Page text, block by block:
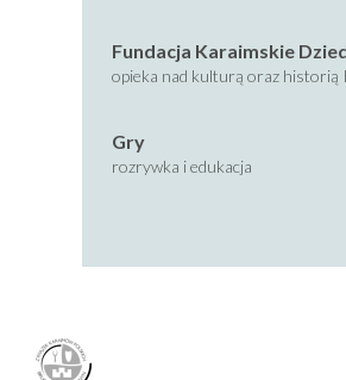
Fundacja Karaimskie
opieka nad kulturą oraz historią
Gry
rozrywka i edukacja